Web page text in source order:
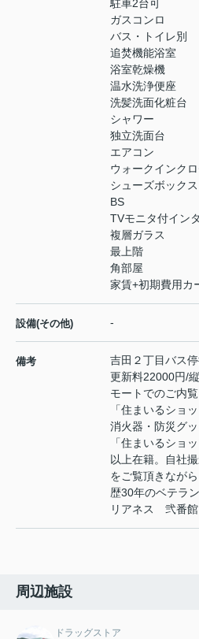
駐車2台可
ガスコンロ
バス・トイレ別
追焚機能浴室
浴室乾燥機
温水洗浄便座
洗髪洗面化粧台
シャワー
独立洗面台
エアコン
ウォークインク
シューズボックス
BS
TVモニタ付イン
複層ガラス
最上階
角部屋
家賃+初期費用カ
設備(その他) -
備考
吉田２丁目バス
更新料22000円/
モートでのご内
「住まいるショ
消火器・防災グ
「住まいるショ
以上在籍。自社
をご覧頂きなが
歴30年のベテラ
リアネス 弐番館
周辺施設
ドラッグストア